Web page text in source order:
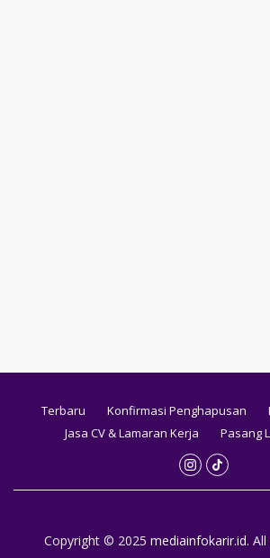
Terbaru Konfirmasi Penghapusan
Jasa CV & Lamaran Kerja
Pasang
Copyright © 2025 mediainfokarir.id.